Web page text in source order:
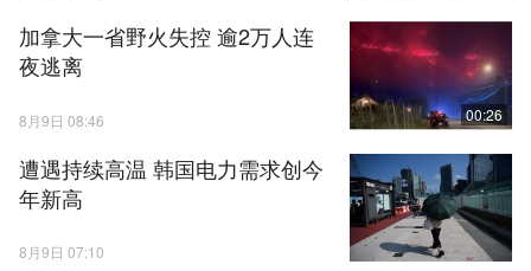
加拿大一省野火失控 逾2万人连
夜逃离
8月9日 08:46 00:26
遭遇持续高温 韩国电力需求创今
年新高
8月9日 07:10